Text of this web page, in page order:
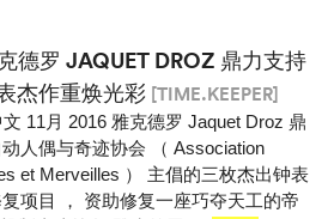
德罗 JAQUET DROZ 鼎力支持
杰作重焕光彩 [TIME.KEEPER]
11月 2016 雅克德罗 Jaquet Droz 鼎
人偶与奇迹协会 （ Association
et Merveilles ） 主倡的三枚杰出钟表
项目 ， 资助修复一座巧夺天工的帝